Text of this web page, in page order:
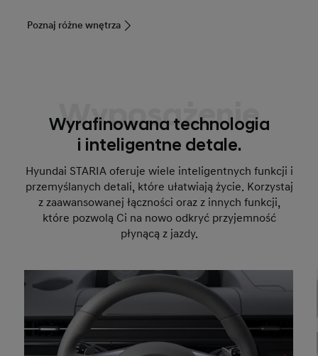
Poznaj różne wnętrza
Wyposażenie
Wyrafinowana technologia
i inteligentne detale.
Hyundai STARIA oferuje wiele inteligentnych funkcji i
przemyślanych detali, które ułatwiają życie. Korzystaj
z zaawansowanej łączności oraz z innych funkcji,
które pozwolą Ci na nowo odkryć przyjemność
płynącą z jazdy.